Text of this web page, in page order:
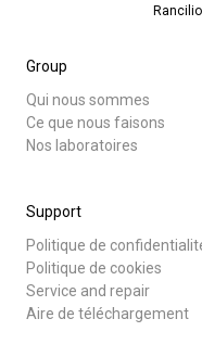
Group
Qui nous sommes
Ce que nous faisons
Nos laboratoires
Support
Politique de
Politique de cookies
Service and repair
Aire de téléchargement